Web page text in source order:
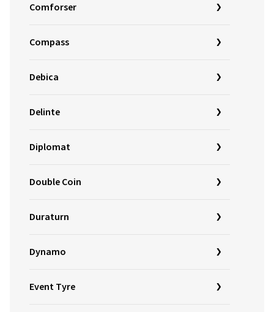
Comforser
Compass
Debica
Delinte
Diplomat
Double Coin
Duraturn
Dynamo
Event Tyre